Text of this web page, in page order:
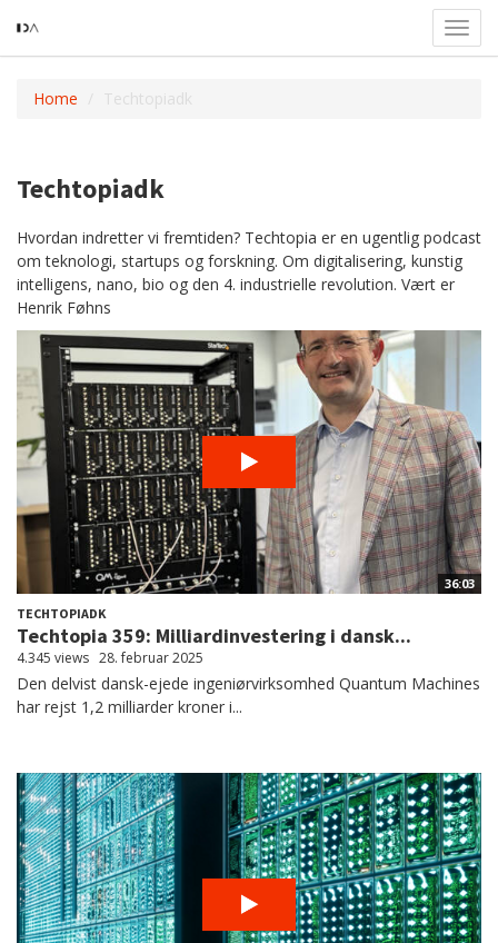
Home Techtopiadk
Techtopiadk
Hvordan indretter vi fremtiden? Techtopia er en ugentlig podcast
om teknologi, startups og forskning. Om digitalisering, kunstig
intelligens, nano, bio og den 4. industrielle revolution. Vært er
Henrik Føhns
36:03
TECHTOPIADK
Techtopia 359: Milliardinvestering i dansk...
4.345 views 28. februar 2025
Den delvist dansk-ejede ingeniørvirksomhed Quantum Machines
har rejst 1,2 milliarder kroner i...